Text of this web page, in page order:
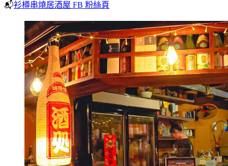
📬衫樽串燒居酒屋 FB 粉絲頁